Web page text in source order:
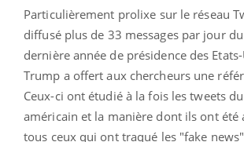
Particulièrement prolixe sur le réseau
diffusé plus de 33 messages par jour
dernière année de présidence des
Trump a offert aux chercheurs une
Ceux-ci ont étudié à la fois les tweets
américain et la manière dont ils ont été
tous ceux qui ont traqué les "fake